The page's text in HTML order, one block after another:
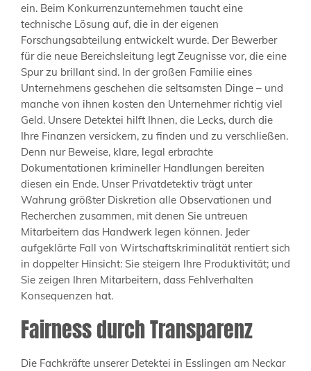
ein. Beim Konkurrenzunternehmen taucht eine
technische Lösung auf, die in der eigenen
Forschungsabteilung entwickelt wurde. Der Bewerber
für die neue Bereichsleitung legt Zeugnisse vor, die eine
Spur zu brillant sind. In der großen Familie eines
Unternehmens geschehen die seltsamsten Dinge – und
manche von ihnen kosten den Unternehmer richtig viel
Geld. Unsere Detektei hilft Ihnen, die Lecks, durch die
Ihre Finanzen versickern, zu finden und zu verschließen.
Denn nur Beweise, klare, legal erbrachte
Dokumentationen krimineller Handlungen bereiten
diesen ein Ende. Unser Privatdetektiv trägt unter
Wahrung größter Diskretion alle Observationen und
Recherchen zusammen, mit denen Sie untreuen
Mitarbeitern das Handwerk legen können. Jeder
aufgeklärte Fall von Wirtschaftskriminalität rentiert sich
in doppelter Hinsicht: Sie steigern Ihre Produktivität; und
Sie zeigen Ihren Mitarbeitern, dass Fehlverhalten
Konsequenzen hat.
Fairness durch Transparenz
Die Fachkräfte unserer Detektei in Esslingen am Neckar